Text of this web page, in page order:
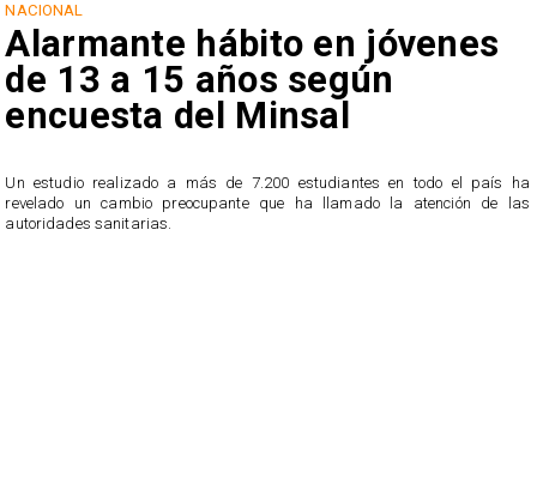
NACIONAL
Alarmante hábito en jóvenes
de 13 a 15 años según
encuesta del Minsal
Un estudio realizado a más de 7.200 estudiantes en todo el país ha
revelado un cambio preocupante que ha llamado la atención de las
autoridades sanitarias.